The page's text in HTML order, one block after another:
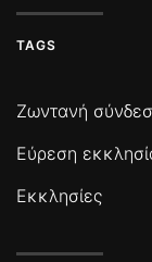
TAGS
Ζωντανή
Εύρεση
Εκκλησίες